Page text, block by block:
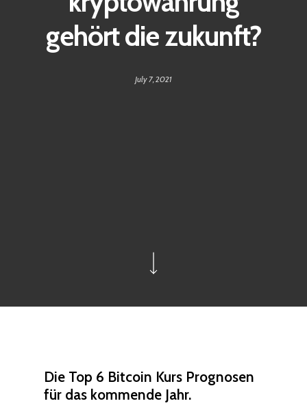
gehört die zukunft?
July 7, 2021
Die Top 6 Bitcoin Kurs Prognosen
für das kommende Jahr.